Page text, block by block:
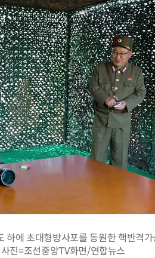
하에 초대형방사포를 동원한 핵반격
진=조선중앙TV화면/연합뉴스